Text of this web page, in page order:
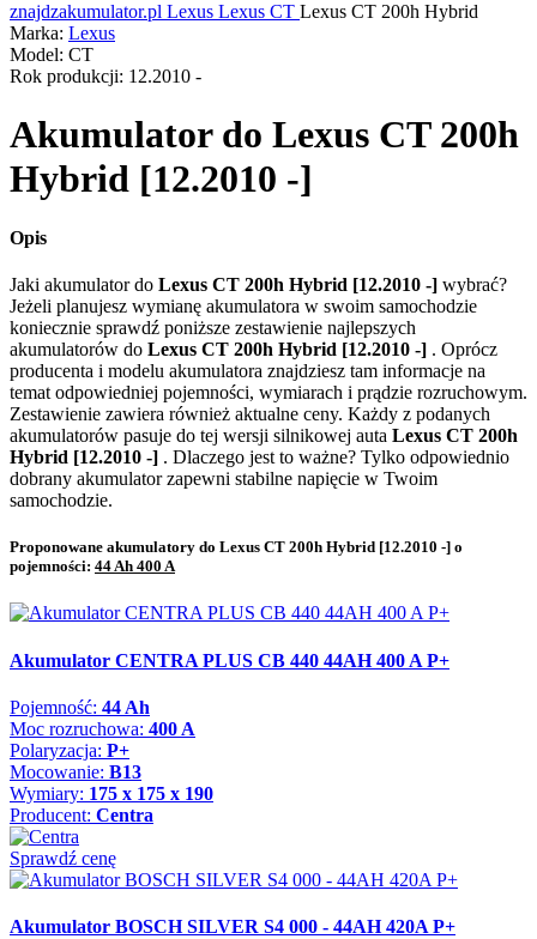
znajdzakumulator.pl Lexus Lexus CT Lexus CT 200h Hybrid
Marka: Lexus
Model: CT
Rok produkcji: 12.2010 -
Akumulator do Lexus CT 200h
Hybrid [12.2010 -]
Opis
Jaki akumulator do Lexus CT 200h Hybrid [12.2010 -] wybrać?
Jeżeli planujesz wymianę akumulatora w swoim samochodzie
koniecznie sprawdź poniższe zestawienie najlepszych
akumulatorów do Lexus CT 200h Hybrid [12.2010 -] . Oprócz
producenta i modelu akumulatora znajdziesz tam informacje na
temat odpowiedniej pojemności, wymiarach i prądzie rozruchowym.
Zestawienie zawiera również aktualne ceny. Każdy z podanych
akumulatorów pasuje do tej wersji silnikowej auta Lexus CT 200h
Hybrid [12.2010 -] . Dlaczego jest to ważne? Tylko odpowiednio
dobrany akumulator zapewni stabilne napięcie w Twoim
samochodzie.
Proponowane akumulatory do Lexus CT 200h Hybrid [12.2010 -] o
pojemności: 44 Ah 400 A
Akumulator CENTRA PLUS CB 440 44AH 400 A P+
Pojemność: 44 Ah
Moc rozruchowa: 400 A
Polaryzacja: P+
Mocowanie: B13
Wymiary: 175 x 175 x 190
Producent: Centra
Sprawdź cenę
Akumulator BOSCH SILVER S4 000 - 44AH 420A P+